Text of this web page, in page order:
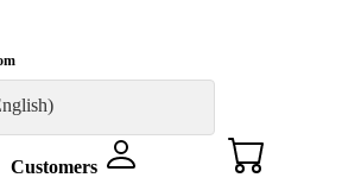
Customers